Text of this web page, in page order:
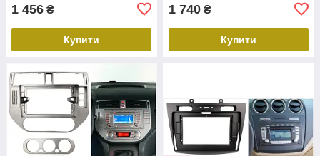
1 456 ₴
Купити
1 740 ₴
Купити